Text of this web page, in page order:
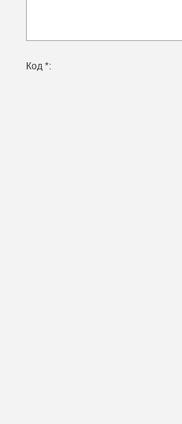
Код *: